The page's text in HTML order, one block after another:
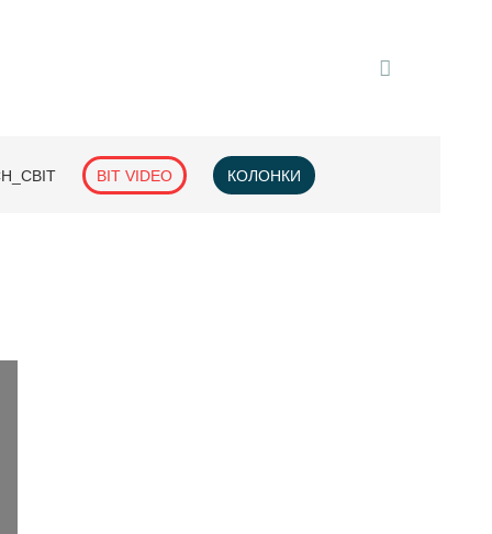
BIT VIDEO КОЛОНКИ